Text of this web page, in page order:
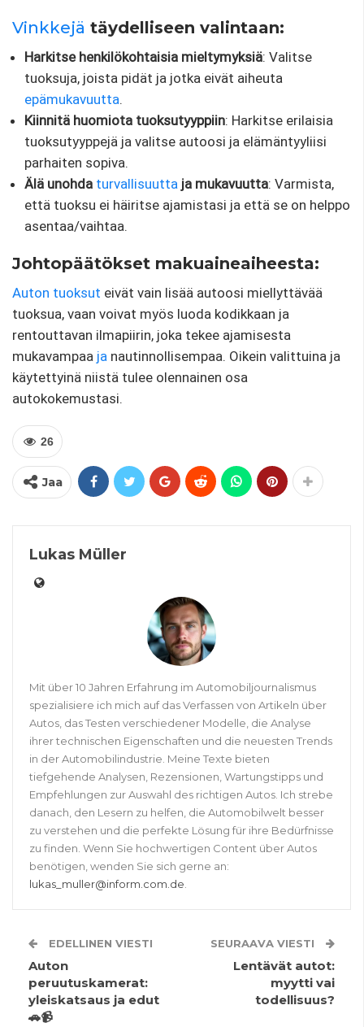
Vinkkejä täydelliseen valintaan:
Harkitse henkilökohtaisia ​​mieltymyksiä: Valitse
tuoksuja, joista pidät ja jotka eivät aiheuta
epämukavuutta.
Kiinnitä huomiota tuoksutyyppiin: Harkitse erilaisia ​​
tuoksutyyppejä ja valitse autoosi ja elämäntyyliisi
parhaiten sopiva.
Älä unohda turvallisuutta ja mukavuutta: Varmista,
että tuoksu ei häiritse ajamistasi ja että se on helppo
asentaa/vaihtaa.
Johtopäätökset makuaineaiheesta:
Auton tuoksut eivät vain lisää autoosi miellyttävää
tuoksua, vaan voivat myös luoda kodikkaan ja
rentouttavan ilmapiirin, joka tekee ajamisesta
mukavampaa ja nautinnollisempaa. Oikein valittuina ja
käytettyinä niistä tulee olennainen osa
autokokemustasi.
26
Jaa
Lukas Müller
Mit über 10 Jahren Erfahrung im Automobiljournalismus
spezialisiere ich mich auf das Verfassen von Artikeln über
Autos, das Testen verschiedener Modelle, die Analyse
ihrer technischen Eigenschaften und die neuesten Trends
in der Automobilindustrie. Meine Texte bieten
tiefgehende Analysen, Rezensionen, Wartungstipps und
Empfehlungen zur Auswahl des richtigen Autos. Ich strebe
danach, den Lesern zu helfen, die Automobilwelt besser
zu verstehen und die perfekte Lösung für ihre Bedürfnisse
zu finden. Wenn Sie hochwertigen Content über Autos
benötigen, wenden Sie sich gerne an:
lukas_muller@inform.com.de.
EDELLINEN VIESTI
Auton
peruutuskamerat:
yleiskatsaus ja edut
🚗📹
SEURAAVA VIESTI
Lentävät autot:
myytti vai
todellisuus?